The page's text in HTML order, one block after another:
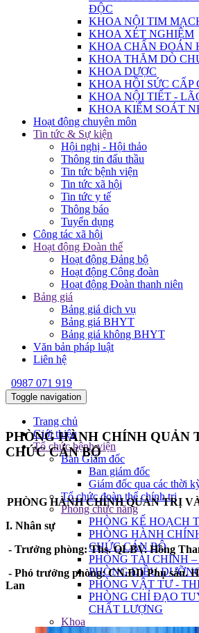
ĐỘC
KHOA NỘI TIM
KHOA XÉT NGHIỆM
KHOA CHẨN ĐOÁN
KHOA THĂM DÒ
KHOA DƯỢC
KHOA HỒI SỨC CẤP
KHOA NỘI TIẾT -
KHOA KIỂM SOÁT
Hoạt động chuyên môn
Tin tức & Sự kiện
Hội nghị - Hội thảo
Thông tin đấu thầu
Tin tức bệnh viện
Tin tức xã hội
Tin tức y tế
Thông báo
Tuyển dụng
Công tác xã hội
Hoạt động Đoàn thể
Hoạt động Đảng bộ
Hoạt động Công đoàn
Hoạt động Đoàn thanh niên
Bảng giá
Bảng giá dịch vụ
Bảng giá BHYT
Bảng giá không BHYT
Văn bản pháp luật
Liên hệ
0987 071 919
Toggle navigation
Trang chủ
Giới thiệu
Tổ chức bệnh viện
Ban Giám đốc
Ban giám đốc
Giám đốc qua các thời
Tổ chức đoàn thể chính trị
Phòng chức năng
PHÒNG KẾ HOẠCH
PHÒNG HÀNH
CHỨC CÁN BỘ
PHÒNG TÀI CHÍNH
PHÒNG ĐIỀU
PHÒNG VẬT TƯ -
PHÒNG CHỈ ĐẠO
CHẤT LƯỢNG
Khoa
PHÒNG HÀNH CHÍNH QUẢN
CHỨC CÁN BỘ
PHÒNG HÀNH CHÍNH QUẢN TRỊ
I. Nhân sự
- Trưởng phòng: Ths. QLBV. Hồng
- Phó trưởng phòng: CN.ĐD Phụ sản.
Lan